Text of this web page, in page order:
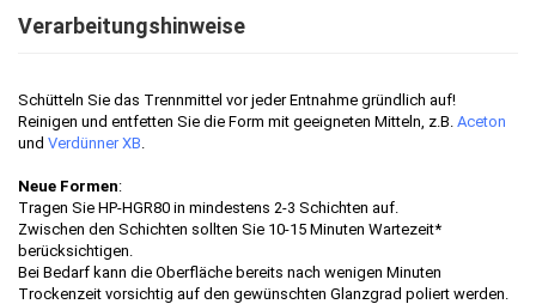
Verarbeitungshinweise
Schütteln Sie das Trennmittel vor jeder Entnahme gründlich auf!
Reinigen und entfetten Sie die Form mit geeigneten Mitteln, z.B. Aceton
und Verdünner XB
Neue Formen:
Tragen Sie HP-HGR80 in mindestens 2-3 Schichten auf.
Zwischen den Schichten sollten Sie 10-15 Minuten Wartezeit*
berücksichtigen.
Bei Bedarf kann die Oberfläche bereits nach wenigen Minuten
Trockenzeit vorsichtig auf den gewünschten Glanzgrad poliert werden.